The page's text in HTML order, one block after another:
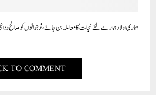
ہماری اولاد ہمارے لئے نجات کا معاملہ بن جائے،نوجوانوں کوصالح
TO COMMENT